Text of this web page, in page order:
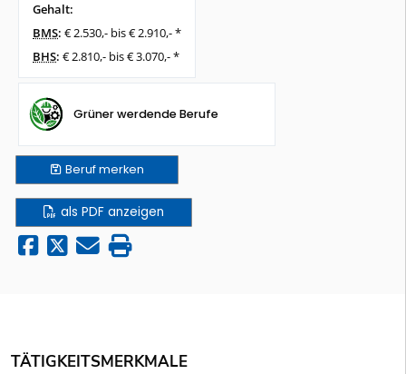
Gehalt:
BMS: € 2.530,- bis € 2.910,- *
BHS: € 2.810,- bis € 3.070,- *
Grüner werdende Berufe
Berufmerken
als PDF anzeigen
TÄTIGKEITSMERKMALE